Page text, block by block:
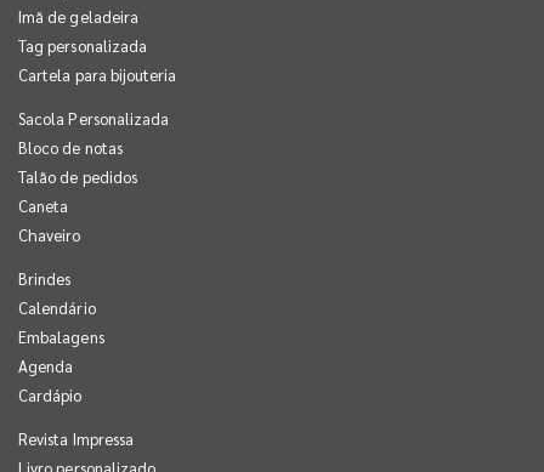
Imã de geladeira
Tag personalizada
Cartela para bijouteria
Sacola Personalizada
Bloco de notas
Talão de pedidos
Caneta
Chaveiro
Brindes
Calendário
Embalagens
Agenda
Cardápio
Revista Impressa